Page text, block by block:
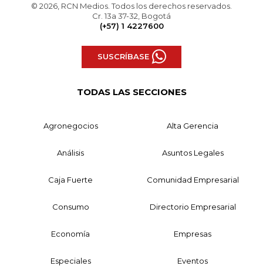
© 2026, RCN Medios. Todos los derechos reservados.
Cr. 13a 37-32, Bogotá
(+57) 1 4227600
SUSCRÍBASE
TODAS LAS SECCIONES
Agronegocios Alta Gerencia
Análisis Asuntos Legales
Caja Fuerte Comunidad Empresarial
Consumo Directorio Empresarial
Economía Empresas
Especiales Eventos